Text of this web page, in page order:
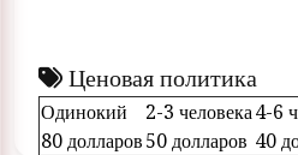
Ценовая политика
Одинокий 2-3 человека4-6
80 долларов50 долларов 40